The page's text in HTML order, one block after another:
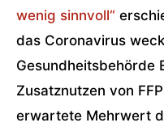
wenig sinnvoll“
das Coronavirus
Gesundheitsbehörde
Zusatznutzen von
erwartete Mehrwert